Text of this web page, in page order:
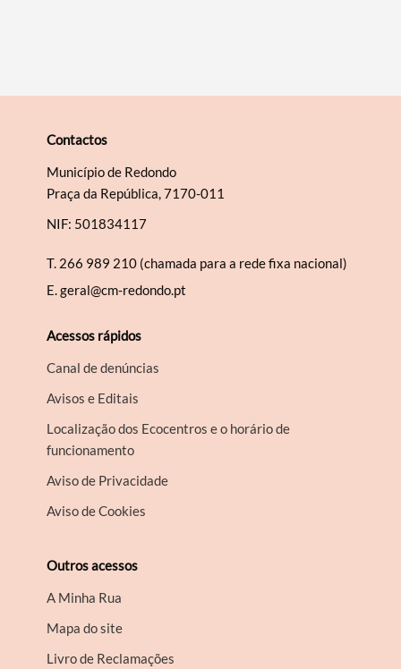
Contactos
Município de Redondo
Praça da República, 7170-011
NIF: 501834117
T. 266 989 210 (chamada para a rede fixa nacional)
E.geral@cm-redondo.pt
Acessos rápidos
Canal de denúncias
Avisos e Editais
Localização dos Ecocentros e o horário de
funcionamento
Aviso de Privacidade
Aviso de Cookies
Outros acessos
A Minha Rua
Mapa do site
Livro de Reclamações